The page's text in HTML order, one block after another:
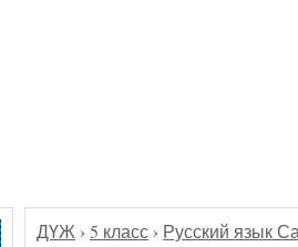
ДҮЖ › 5 класс › Русский язык